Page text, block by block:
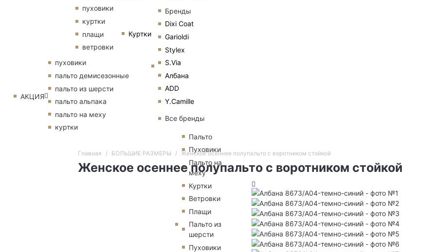
Куртки
Бренды
Dixi Coat
Garioldi
Stylex
S.Via
Албана
ADD
Y.Camille
Все бренды
Пальто
Пуховики
Пальто на
меху
Куртки
Ветровки
Плащи
Пальто из
шерсти
Пуховики
пуховики
куртки
плащи
ветровки
АКЦИЯ
пуховики
пальто демисезонные
пальто из шерсти
пальто альпака
пальто на меху
куртки
Главная БОЛЬШИЕ РАЗМЕРЫ Женское осеннее полупальто с воротником стойкой
Женское осеннее полупальто с воротником стойкой